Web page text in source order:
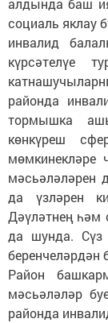
алдында баш
социаль яклау
инвалид
күрсәтелүе
районда
тормышка
көнкүреш
мөмкинекләре
мәсьәләләрен
да үзләрен
Дәүләтнең һәм
да шунда. Сүз
Район
мәсьәләләр
районда